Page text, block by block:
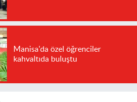
Manisa'da özel öğrenciler
kahvaltıda buluştu